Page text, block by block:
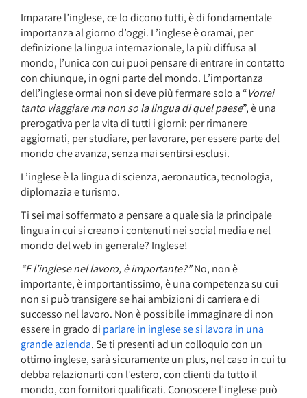
Imparare l’inglese, ce lo dicono tutti, è di fondamentale
importanza al giorno d’oggi. L’inglese è oramai, per
definizione la lingua internazionale, la più diffusa al
mondo, l’unica con cui puoi pensare di entrare in contatto
con chiunque, in ogni parte del mondo. L’importanza
dell’inglese ormai non si deve più fermare solo a “Vorrei
tanto viaggiare ma non so la lingua di quel paese”, è una
prerogativa per la vita di tutti i giorni: per rimanere
aggiornati, per studiare, per lavorare, per essere parte del
mondo che avanza, senza mai sentirsi esclusi.
L’inglese è la lingua di scienza, aeronautica, tecnologia,
diplomazia e turismo.
Ti sei mai soffermato a pensare a quale sia la principale
lingua in cui si creano i contenuti nei social media e nel
mondo del web in generale? Inglese!
“E l’inglese nel lavoro, è importante?”No, non è
importante, è importantissimo, è una competenza su cui
non si può transigere se hai ambizioni di carriera e di
successo nel lavoro. Non è possibile immaginare di non
essere in grado di parlare in inglese se si lavora in una
grande azienda. Se ti presenti ad un colloquio con un
ottimo inglese, sarà sicuramente un plus, nel caso in cui tu
debba relazionarti con l’estero, con clienti da tutto il
mondo, con fornitori qualificati. Conoscere l’inglese può